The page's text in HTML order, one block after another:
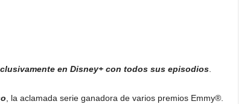
en Disney+ con todos sus episodios.
, la aclamada serie ganadora de varios premios Emmy®.